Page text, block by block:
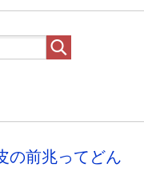
の前兆ってどん